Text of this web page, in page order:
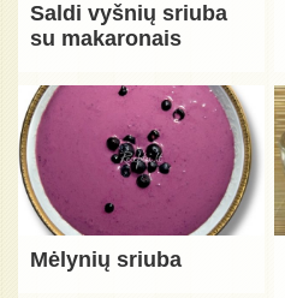
Saldi vyšnių sriuba
su makaronais
Mėlynių sriuba